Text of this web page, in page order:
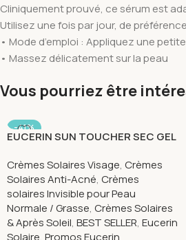
Cliniquement prouvé, ce sérum est
Utilisez une fois par jour, de
• Mode d’emploi : Appliquez une
• Massez délicatement sur la peau
Vous pourriez être
-41%
EUCERIN SUN TOUCHER SEC GEL
Crèmes Solaires Visage, Crèmes
Solaires Anti-Acné, Crèmes
solaires Invisible pour Peau
Normale / Grasse, Crèmes Solaires
& Après Soleil, BEST SELLER, Eucerin
Solaire, Promos Eucerin